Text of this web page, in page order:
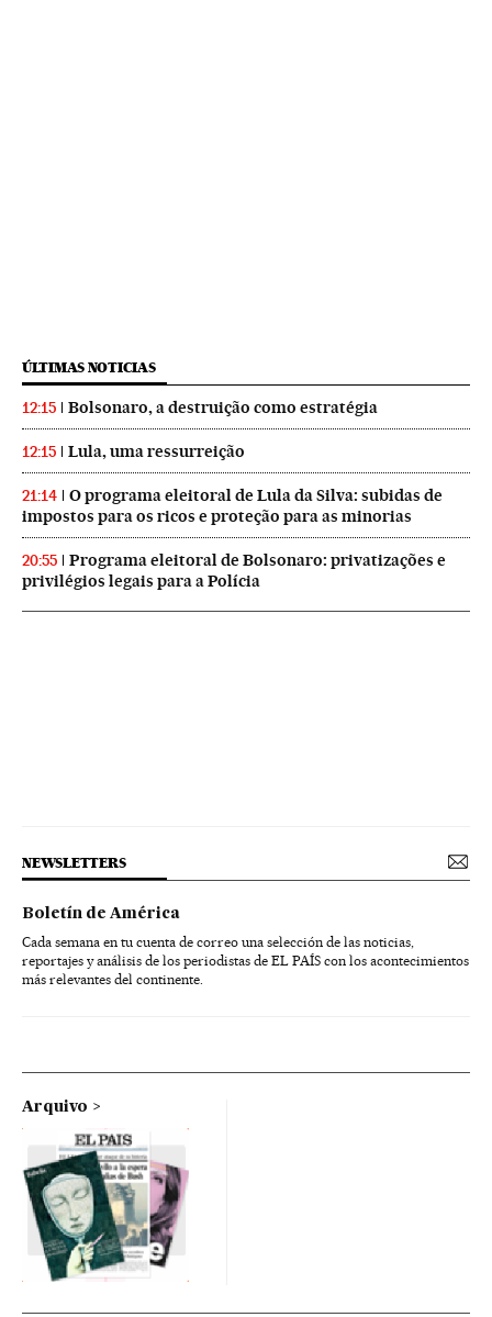
ÚLTIMAS NOTICIAS
12:15 Bolsonaro, a destruição como estratégia
12:15 Lula, uma ressurreição
21:14
O programa eleitoral de Lula da Silva: subidas de
impostos para os ricos e proteção para as minorias
20:55
Programa eleitoral de Bolsonaro: privatizações e
privilégios legais para a Polícia
NEWSLETTERS
Boletín de América
Cada semana en tu cuenta de correo una selección de las noticias,
reportajes y análisis de los periodistas de EL PAÍS con los acontecimientos
más relevantes del continente.
Arquivo